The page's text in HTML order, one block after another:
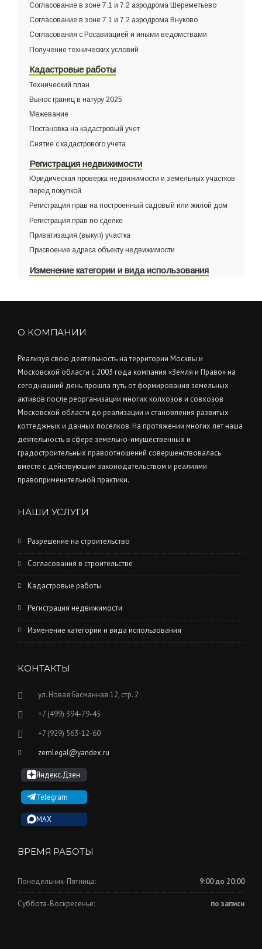
Согласование в зоне 7.1 и 7.2 аэродрома Шереметьево
Согласование в зоне 7.1 и 7.2 аэродрома Внуково
Согласования с Росавиацией и иными ведомствами
Получение технических условий
Кадастровые работы
Технический план
Вынос границ в натуру 2025
Межевание
Постановка на кадастровый учет
Снятие с кадастрового учета
Регистрация недвижимости
Юридическая проверка недвижимости и земельных участков
перед покупкой
Регистрация прав на построенный садовый или жилой дом
Регистрация прав по сделке
Приватизация (выкуп) участка
Присвоение адреса объекту недвижимости
Изменение категории и вида использования
О КОМПАНИИ
Реализуя свою деятельность на территории Москвы и
Московской области с 2003 года компания «Земля и Право» на
сегодняшний день прошла путь от формирования земельных
активов после реорганизации многих колхозов и совхозов
Московской области до реализации и становления развитых
коттеджных и дачных поселков. На протяжении многих лет наша
деятельность в сфере земельно-имущественных и
градостроительных правоотношений совершенствовалась
вместе с действующим законодательством и реалиями
правоприменительной практики.
НАШИ УСЛУГИ
Разрешение на строительство
Согласования в строительстве
Кадастровые работы
Регистрация недвижимости
Изменение категории и вида использования
КОНТАКТЫ
ул. Новая Басманная 12, стр. 2
+7 (499) 394-79-45
+7 (929) 563-12-60
zemlegal@yandex.ru
Яндекс.Дзен
Telegram
MAX
ВРЕМЯ РАБОТЫ
Понедельник-Пятница: 9:00 до 20:00
Суббота-Воскресенье: по записи